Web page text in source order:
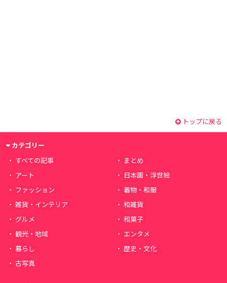
トップに戻る
カテゴリー
すべての記事
まとめ
アート
日本画・浮世絵
ファッション
着物・和服
雑貨・インテリア
和雑貨
グルメ
和菓子
観光・地域
エンタメ
暮らし
歴史・文化
古写真